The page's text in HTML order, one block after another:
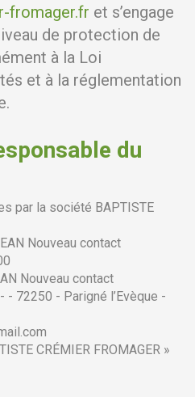
fromager.fr et s’engage
de protection de
à la Loi
et à la réglementation
du
par la société BAPTISTE
Nouveau contact
Nouveau contact
72250 - Parigné l’Evèque -
CRÉMIER FROMAGER »